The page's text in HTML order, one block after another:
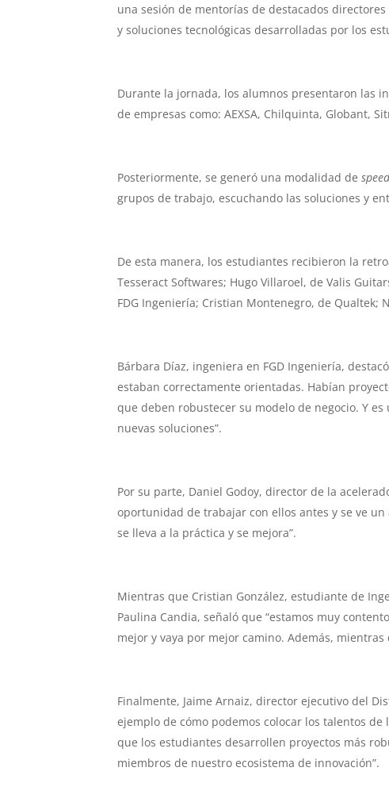
una sesión de mentorías de destacados
y soluciones tecnológicas desarrolladas por los
Durante la jornada, los alumnos presentaron las
de empresas como: AEXSA, Chilquinta, Globant,
Posteriormente, se generó una modalidad de
grupos de trabajo, escuchando las soluciones y
De esta manera, los estudiantes recibieron la
Tesseract Softwares; Hugo Villaroel, de Valis
FDG Ingeniería; Cristian Montenegro, de Qualtek;
Bárbara Díaz, ingeniera en FGD Ingeniería,
estaban correctamente orientadas. Habían
que deben robustecer su modelo de negocio. Y
nuevas soluciones”.
Por su parte, Daniel Godoy, director de la
oportunidad de trabajar con ellos antes y se ve
se lleva a la práctica y se mejora”.
Mientras que Cristian González, estudiante de
Paulina Candia, señaló que “estamos muy
mejor y vaya por mejor camino. Además,
Finalmente, Jaime Arnaiz, director ejecutivo del
ejemplo de cómo podemos colocar los talentos
que los estudiantes desarrollen proyectos más
miembros de nuestro ecosistema de innovación”.